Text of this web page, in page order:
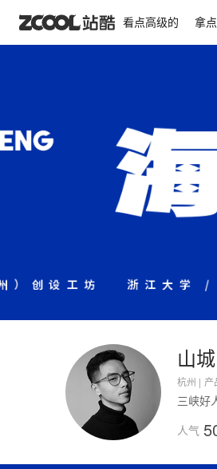
看点高级的 拿
尺寸不限，JPG / GIF / PNG
审核通过后展示
上传图片
山
杭州 | 产
三峡好
人气